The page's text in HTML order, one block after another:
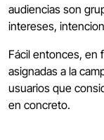
audiencias son
intereses,
Fácil entonces, en
asignadas a la
usuarios que
en concreto.